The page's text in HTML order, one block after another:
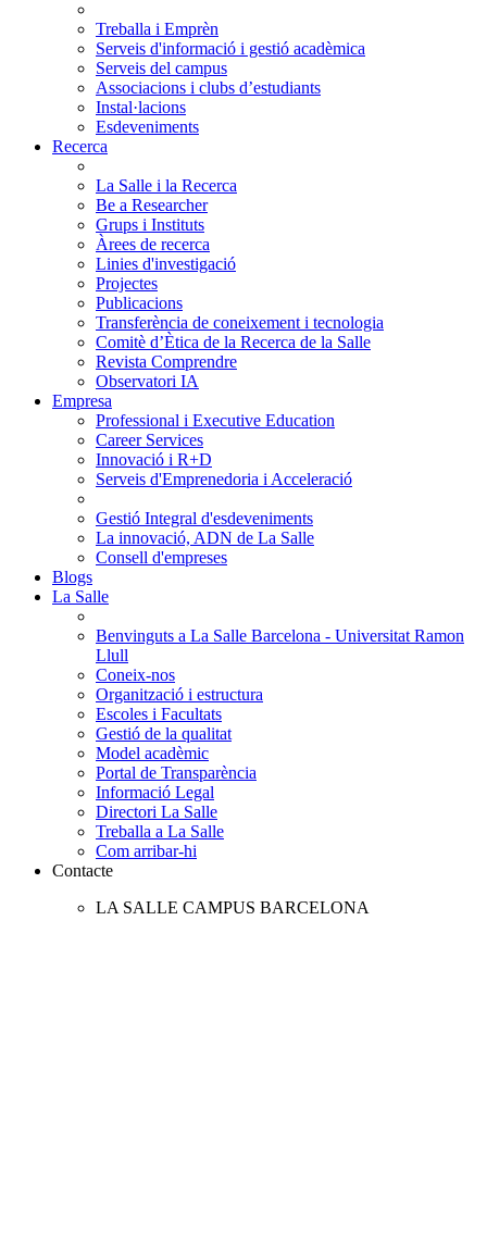
Treballa i Emprèn
Serveis d'informació i gestió acadèmica
Serveis del campus
Associacions i clubs d’estudiants
Instal·lacions
Esdeveniments
Recerca
La Salle i la Recerca
Be a Researcher
Grups i Instituts
Àrees de recerca
Linies d'investigació
Projectes
Publicacions
Transferència de coneixement i tecnologia
Comitè d’Ètica de la Recerca de la Salle
Revista Comprendre
Observatori IA
Empresa
Professional i Executive Education
Career Services
Innovació i R+D
Serveis d'Emprenedoria i Acceleració
Gestió Integral d'esdeveniments
La innovació, ADN de La Salle
Consell d'empreses
Blogs
La Salle
Benvinguts a La Salle Barcelona - Universitat Ramon
Llull
Coneix-nos
Organització i estructura
Escoles i Facultats
Gestió de la qualitat
Model acadèmic
Portal de Transparència
Informació Legal
Directori La Salle
Treballa a La Salle
Com arribar-hi
Contacte
LA SALLE CAMPUS BARCELONA